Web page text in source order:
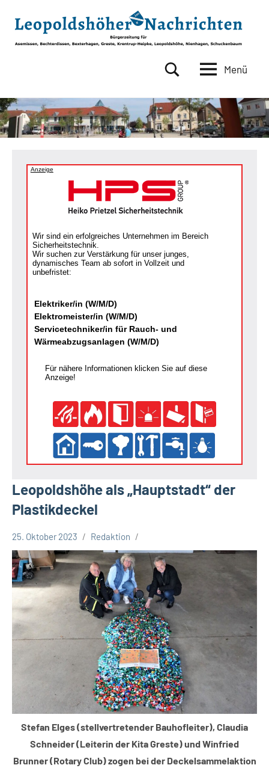
Inhalt
springen
Nachrichten
Asemissen,
Bechterdissen,
Bexterhagen,
Krentrup-
Menü
Anzeige
Wir sind ein erfolgreiches Unternehmen im Bereich
Sicherheitstechnik.
Wir suchen zur Verstärkung für unser junges,
dynamisches Team ab sofort in Vollzeit und
unbefristet:
Elektriker/in (W/M/D)
Elektromeister/in (W/M/D)
Servicetechniker/in für Rauch- und
Wärmeabzugsanlagen (W/M/D)
Für nähere Informationen klicken Sie auf diese
Anzeige!
Leopoldshöhe als „Hauptstadt“ der
Plastikdeckel
Thema
25. Oktober 2023 Redaktion
Stefan Elges (stellvertretender Bauhofleiter), Claudia
Schneider (Leiterin der Kita Greste) und Winfried
Brunner (Rotary Club) zogen bei der Deckelsammelaktion